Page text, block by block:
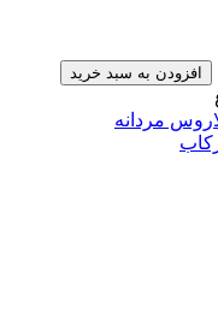
افزودن به سبد خرید
مردانه